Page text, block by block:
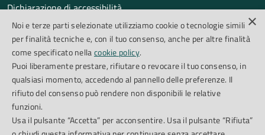
Dichiarazione di accessibilità
Obiettivi di accessibilità
Segnalazioni accessibilità
SEGUICI SU
Facebook
×
Noi e terze parti selezionate utilizziamo cookie o tecnologie simili
per finalità tecniche e, con il tuo consenso, anche per altre finalità
come specificato nellacookie policy.
Puoi liberamente prestare, rifiutare o revocare il tuo consenso, in
qualsiasi momento, accedendo al pannello delle preferenze. Il
rifiuto del consenso può rendere non disponibili le relative
funzioni.
Usa il pulsante “Accetta” per acconsentire. Usa il pulsante “Rifiuta”